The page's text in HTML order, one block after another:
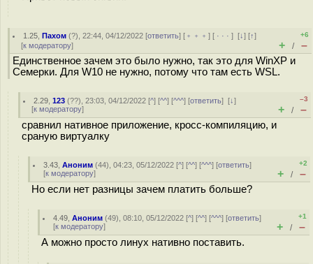
1.25 ,Пахом (?), 22:44, 04/12/2022 [ответить] [ ﹢﹢﹢] [ · · ·][↓] [↑]
[к модератору]
+6
+ / –
Единственное зачем это было нужно, так это для WinXP и
Семерки. Для W10 не нужно, потому что там есть WSL.
2.29 ,123 (??), 23:03, 04/12/2022 [^] [^^] [^^^] [ответить][↓]
[к модератору]
–3
+ / –
сравнил нативное приложение, кросс-компиляцию, и
сраную виртуалку
3.43 ,Аноним (44), 04:23, 05/12/2022 [^] [^^] [^^^] [ответить]
[к модератору]
+2
+ / –
Но если нет разницы зачем платить больше?
4.49 ,Аноним (49), 08:10, 05/12/2022 [^] [^^] [^^^] [ответить]
[к модератору]
+1
+ / –
А можно просто линух нативно поставить.